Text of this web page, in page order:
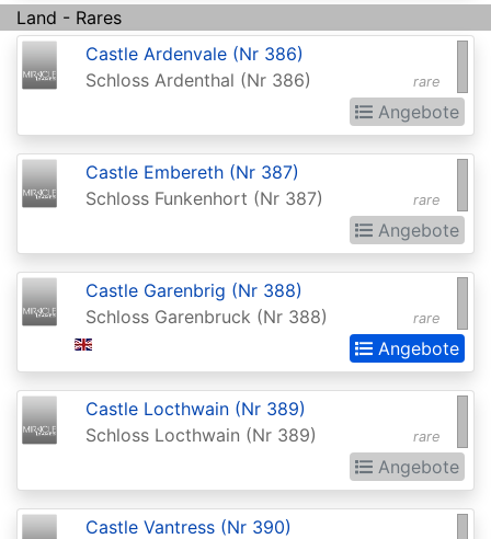
2017
Commander
2018
Commander
2019
Commander
(Ikoria)
Commander
(Strixhaven)
Commander
Anthology
Commander
Anthology
Land - Rares
rare
Castle Ardenvale (Nr 386)
Schloss Ardenthal (Nr 386)
Angebote
rare
Castle Embereth (Nr 387)
Schloss Funkenhort (Nr 387)
Angebote
rare
Castle Garenbrig (Nr 388)
Schloss Garenbruck (Nr 388)
Angebote
rare
Castle Locthwain (Nr 389)
Schloss Locthwain (Nr 389)
Angebote
Castle Vantress (Nr 390)